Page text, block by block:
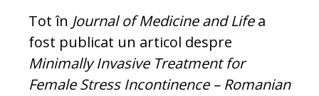
Tot în Journal of Medicine and Lifea
fost publicat un articol despre
Minimally In­vasive Treatment for
Female Stress In­continence – Romanian